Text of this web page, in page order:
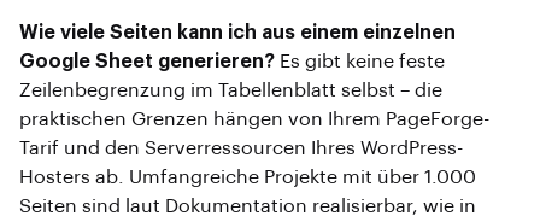
Wie viele Seiten kann ich aus einem einzelnen
Google Sheet generieren? Es gibt keine feste
Zeilenbegrenzung im Tabellenblatt selbst – die
praktischen Grenzen hängen von Ihrem PageForge-
Tarif und den Serverressourcen Ihres WordPress-
Hosters ab. Umfangreiche Projekte mit über 1.000
Seiten sind laut Dokumentation realisierbar, wie in